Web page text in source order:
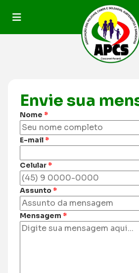
Envie sua
Nome *
E-mail *
Celular *
Assunto *
Mensagem *